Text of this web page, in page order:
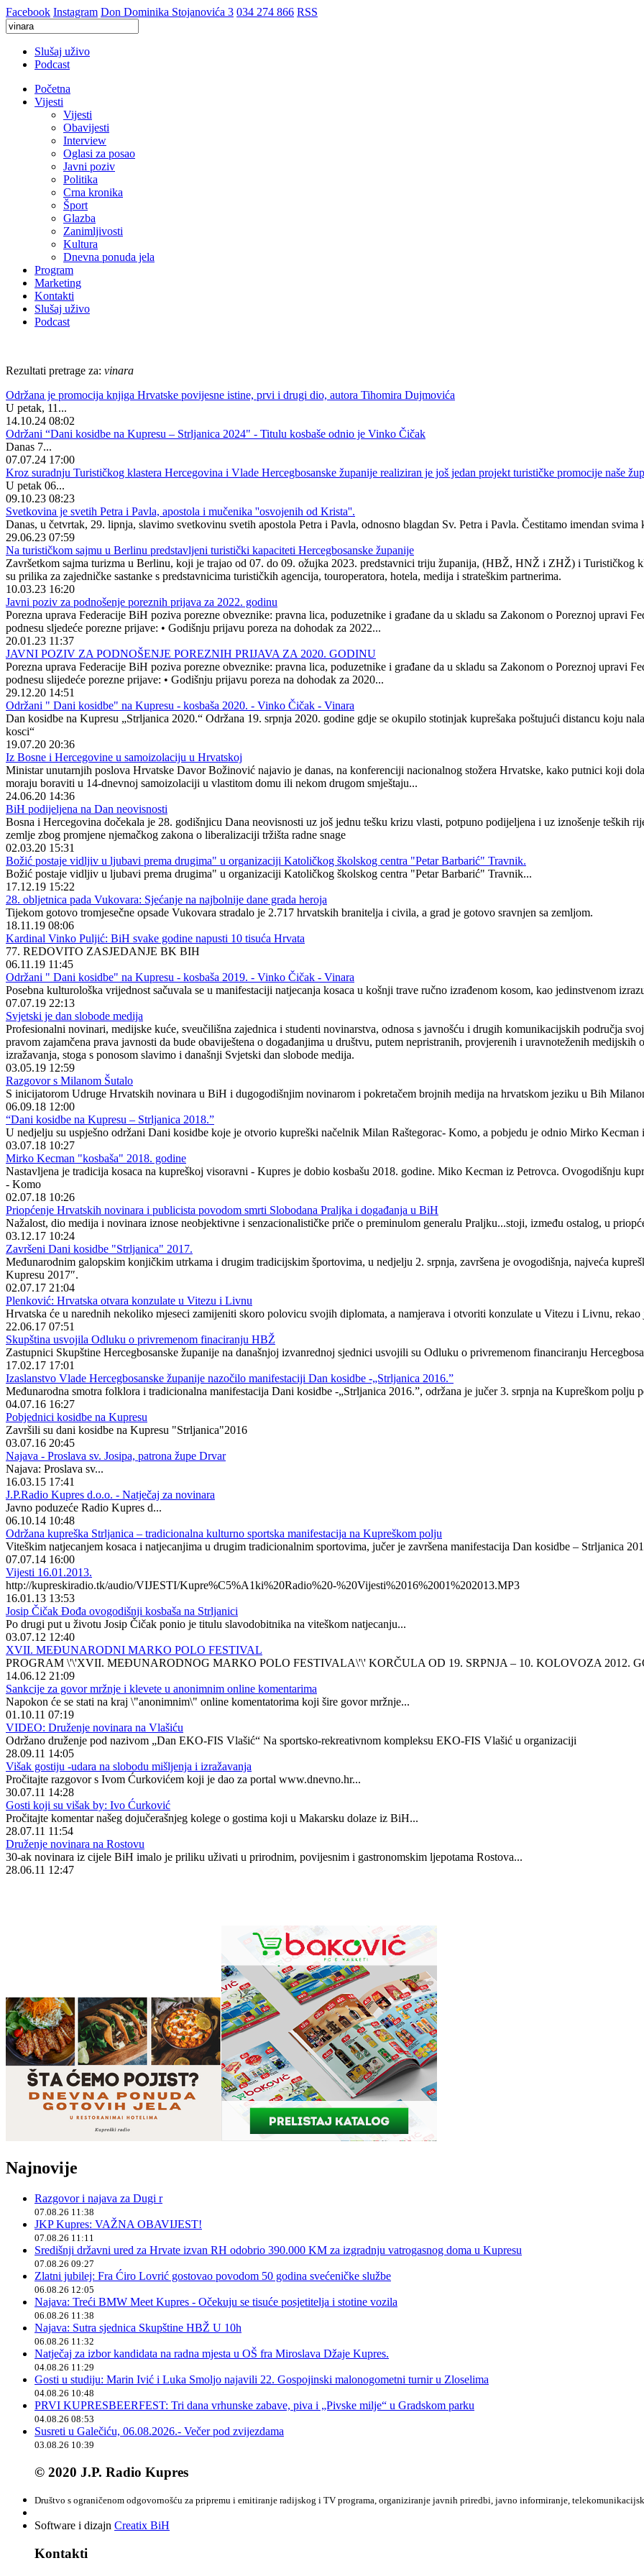
Facebook Instagram Don Dominika Stojanovića 3 034 274 866 RSS
Slušaj uživo
Podcast
Početna
Vijesti
Vijesti
Obavijesti
Interview
Oglasi za posao
Javni poziv
Politika
Crna kronika
Šport
Glazba
Zanimljivosti
Kultura
Dnevna ponuda jela
Program
Marketing
Kontakti
Slušaj uživo
Podcast
Rezultati pretrage za: vinara
Održana je promocija knjiga Hrvatske povijesne istine, prvi i drugi dio, autora Tihomira Dujmovića
U petak, 11...
14.10.24 08:02
Održani “Dani kosidbe na Kupresu – Strljanica 2024" - Titulu kosbaše odnio je Vinko Čičak
Danas 7...
07.07.24 17:00
Kroz suradnju Turističkog klastera Hercegovina i Vlade Hercegbosanske županije realiziran je još jedan projekt turističke promocije naše
U petak 06...
09.10.23 08:23
Svetkovina je svetih Petra i Pavla, apostola i mučenika ''osvojenih od Krista''.
Danas, u četvrtak, 29. lipnja, slavimo svetkovinu svetih apostola Petra i Pavla, odnosno blagdan Sv. Petra i Pavla. Čestitamo imendan
29.06.23 07:59
Na turističkom sajmu u Berlinu predstavljeni turistički kapaciteti Hercegbosanske županije
Završetkom sajma turizma u Berlinu, koji je trajao od 07. do 09. ožujka 2023. predstavnici triju županija, (HBŽ, HNŽ i ZHŽ) i Turističkog
su prilika za zajedničke sastanke s predstavnicima turističkih agencija, touroperatora, hotela, medija i strateškim partnerima.
10.03.23 16:20
Javni poziv za podnošenje poreznih prijava za 2022. godinu
Porezna uprava Federacije BiH poziva porezne obveznike: pravna lica, poduzetnike i građane da u skladu sa Zakonom o Poreznoj upravi
podnesu sljedeće porezne prijave: • Godišnju prijavu poreza na dohodak za 2022...
20.01.23 11:37
JAVNI POZIV ZA PODNOŠENJE POREZNIH PRIJAVA ZA 2020. GODINU
Porezna uprava Federacije BiH poziva porezne obveznike: pravna lica, poduzetnike i građane da u skladu sa Zakonom o Poreznoj upravi
podnesu slijedeće porezne prijave: • Godišnju prijavu poreza na dohodak za 2020...
29.12.20 14:51
Održani " Dani kosidbe" na Kupresu - kosbaša 2020. - Vinko Čičak - Vinara
Dan kosidbe na Kupresu „Strljanica 2020.“ Održana 19. srpnja 2020. godine gdje se okupilo stotinjak kuprešaka poštujući distancu koju
kosci“
19.07.20 20:36
Iz Bosne i Hercegovine u samoizolaciju u Hrvatskoj
Ministar unutarnjih poslova Hrvatske Davor Božinović najavio je danas, na konferenciji nacionalnog stožera Hrvatske, kako putnici koji
moraju boraviti u 14-dnevnoj samoizolaciji u vlastitom domu ili nekom drugom smještaju...
24.06.20 14:36
BiH podijeljena na Dan neovisnosti
Bosna i Hercegovina dočekala je 28. godišnjicu Dana neovisnosti uz još jednu tešku krizu vlasti, potpuno podijeljena i uz iznošenje teških
zemlje zbog promjene njemačkog zakona o liberalizaciji tržišta radne snage
02.03.20 15:31
Božić postaje vidljiv u ljubavi prema drugima" u organizaciji Katoličkog školskog centra "Petar Barbarić" Travnik.
Božić postaje vidljiv u ljubavi prema drugima" u organizaciji Katoličkog školskog centra "Petar Barbarić" Travnik...
17.12.19 15:22
28. obljetnica pada Vukovara: Sjećanje na najbolnije dane grada heroja
Tijekom gotovo tromjesečne opsade Vukovara stradalo je 2.717 hrvatskih branitelja i civila, a grad je gotovo sravnjen sa zemljom.
18.11.19 08:06
Kardinal Vinko Puljić: BiH svake godine napusti 10 tisuća Hrvata
77. REDOVITO ZASJEDANJE BK BIH
06.11.19 11:45
Održani " Dani kosidbe" na Kupresu - kosbaša 2019. - Vinko Čičak - Vinara
Posebna kulturološka vrijednost sačuvala se u manifestaciji natjecanja kosaca u košnji trave ručno izrađenom kosom, kao jedinstvenom
07.07.19 22:13
Svjetski je dan slobode medija
Profesionalni novinari, medijske kuće, sveučilišna zajednica i studenti novinarstva, odnosa s javnošću i drugih komunikacijskih područja
pravom zajamčena prava javnosti da bude obaviještena o događanjima u društvu, putem nepristranih, provjerenih i uravnoteženih
izražavanja, stoga s ponosom slavimo i današnji Svjetski dan slobode medija.
03.05.19 12:59
Razgovor s Milanom Šutalo
S inicijatorom Udruge Hrvatskih novinara u BiH i dugogodišnjim novinarom i pokretačem brojnih medija na hrvatskom jeziku u Bih
06.09.18 12:00
“Dani kosidbe na Kupresu – Strljanica 2018.”
U nedjelju su uspješno održani Dani kosidbe koje je otvorio kupreški načelnik Milan Raštegorac- Komo, a pobjedu je odnio Mirko
03.07.18 10:27
Mirko Kecman "kosbaša" 2018. godine
Nastavljena je tradicija kosaca na kupreškoj visoravni - Kupres je dobio kosbašu 2018. godine. Miko Kecman iz Petrovca. Ovogodišnju
- Komo
02.07.18 10:26
Priopćenje Hrvatskih novinara i publicista povodom smrti Slobodana Praljka i događanja u BiH
Nažalost, dio medija i novinara iznose neobjektivne i senzacionalističke priče o preminulom generalu Praljku...stoji, između ostalog, u
03.12.17 10:24
Završeni Dani kosidbe "Strljanica" 2017.
Međunarodnim galopskim konjičkim utrkama i drugim tradicijskim športovima, u nedjelju 2. srpnja, završena je ovogodišnja, najveća
Kupresu 2017″.
02.07.17 21:04
Plenković: Hrvatska otvara konzulate u Vitezu i Livnu
Hrvatska će u narednih nekoliko mjeseci zamijeniti skoro polovicu svojih diplomata, a namjerava i otvoriti konzulate u Vitezu i Livnu,
22.06.17 07:51
Skupština usvojila Odluku o privremenom finaciranju HBŽ
Zastupnici Skupštine Hercegbosanske županije na današnjoj izvanrednoj sjednici usvojili su Odluku o privremenom financiranju
17.02.17 17:01
Izaslanstvo Vlade Hercegbosanske županije nazočilo manifestaciji Dan kosidbe -„Strljanica 2016.”
Međunarodna smotra folklora i tradicionalna manifestacija Dani kosidbe -„Strljanica 2016.”, održana je jučer 3. srpnja na Kupreškom polju
04.07.16 16:27
Pobjednici kosidbe na Kupresu
Završili su dani kosidbe na Kupresu "Strljanica"2016
03.07.16 20:45
Najava - Proslava sv. Josipa, patrona župe Drvar
Najava: Proslava sv...
16.03.15 17:41
J.P.Radio Kupres d.o.o. - Natječaj za novinara
Javno poduzeće Radio Kupres d...
06.10.14 10:48
Održana kupreška Strljanica – tradicionalna kulturno sportska manifestacija na Kupreškom polju
Viteškim natjecanjem kosaca i natjecanjima u drugim tradicionalnim sportovima, jučer je završena manifestacija Dan kosidbe – Strljanica
07.07.14 16:00
Vijesti 16.01.2013.
http://kupreskiradio.tk/audio/VIJESTI/Kupre%C5%A1ki%20Radio%20-%20Vijesti%2016%2001%202013.MP3
16.01.13 13:53
Josip Čičak Đođa ovogodišnji kosbaša na Strljanici
Po drugi put u životu Josip Čičak ponio je titulu slavodobitnika na viteškom natjecanju...
03.07.12 12:40
XVII. MEĐUNARODNI MARKO POLO FESTIVAL
PROGRAM \'\'XVII. MEĐUNARODNOG MARKO POLO FESTIVALA\'\' KORČULA OD 19. SRPNJA – 10. KOLOVOZA 2012.
14.06.12 21:09
Sankcije za govor mržnje i klevete u anonimnim online komentarima
Napokon će se stati na kraj \"anonimnim\" online komentatorima koji šire govor mržnje...
01.10.11 07:19
VIDEO: Druženje novinara na Vlašiću
Održano druženje pod nazivom „Dan EKO-FIS Vlašić“ Na sportsko-rekreativnom kompleksu EKO-FIS Vlašić u organizaciji
28.09.11 14:05
Višak gostiju -udara na slobodu mišljenja i izražavanja
Pročitajte razgovor s Ivom Ćurkovićem koji je dao za portal www.dnevno.hr...
30.07.11 14:28
Gosti koji su višak by: Ivo Ćurković
Pročitajte komentar našeg dojučerašnjeg kolege o gostima koji u Makarsku dolaze iz BiH...
28.07.11 11:54
Druženje novinara na Rostovu
30-ak novinara iz cijele BiH imalo je priliku uživati u prirodnim, povijesnim i gastronomskim ljepotama Rostova...
28.06.11 12:47
Najnovije
Razgovor i najava za Dugi r
07.08.26 11:38
JKP Kupres: VAŽNA OBAVIJEST!
07.08.26 11:11
Središnji državni ured za Hrvate izvan RH odobrio 390.000 KM za izgradnju vatrogasnog doma u Kupresu
07.08.26 09:27
Zlatni jubilej: Fra Ćiro Lovrić gostovao povodom 50 godina svećeničke službe
06.08.26 12:05
Najava: Treći BMW Meet Kupres - Očekuju se tisuće posjetitelja i stotine vozila
06.08.26 11:38
Najava: Sutra sjednica Skupštine HBŽ U 10h
06.08.26 11:32
Natječaj za izbor kandidata na radna mjesta u OŠ fra Miroslava Džaje Kupres.
04.08.26 11:29
Gosti u studiju: Marin Ivić i Luka Smoljo najavili 22. Gospojinski malonogometni turnir u Zloselima
04.08.26 10:48
PRVI KUPRESBEERFEST: Tri dana vrhunske zabave, piva i „Pivske milje“ u Gradskom parku
04.08.26 08:53
Susreti u Galečiću, 06.08.2026.- Večer pod zvijezdama
03.08.26 10:39
© 2020 J.P. Radio Kupres
Društvo s ograničenom odgovornošću za pripremu i emitiranje radijskog i TV programa, organiziranje javnih priredbi, javno informiranje,
Software i dizajn Creatix BiH
Kontakti